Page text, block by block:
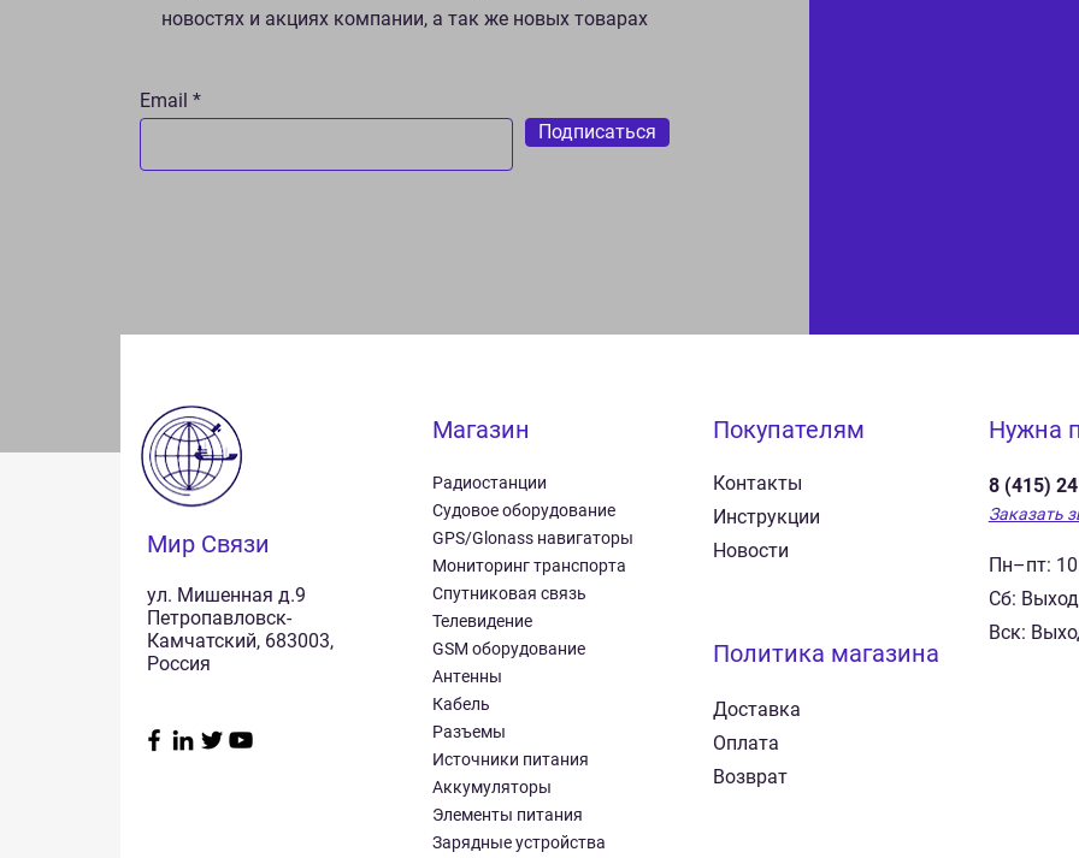
новостях и акциях компании, а так же новых товарах
Email
Подписаться
Мир Связи
ул. Мишенная д.9
Петропавловск-
Камчатский, 683003,
Россия
Магазин
Радиостанции
Судовое оборудование
GPS/Glonass навигаторы
Мониторинг транспорта
Спутниковая связь
Телевидение
GSM оборудование
Антенны
Кабель
Разъемы
Источники питания
Аккумуляторы
Элементы питания
Зарядные устройства
Покупателям
Контакты
Инструкции
Новости
Политика магазина
Доставка
Оплата
Возврат
Нужна
8 (415)
Заказать
Пн–пт:
Сб:
Вск: